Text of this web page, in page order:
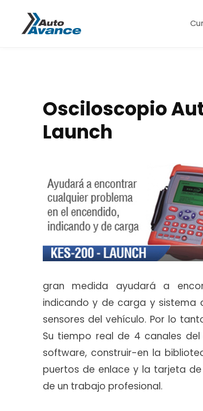
Osciloscopio
Launch
gran medida ayudará a
indicando y de carga y sistema
sensores del vehículo. Por lo
Su tiempo real de 4 canales
software, construir-en la
puertos de enlace y la tarjeta
de un trabajo profesional.